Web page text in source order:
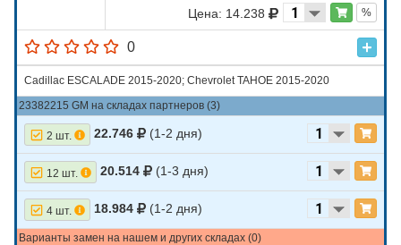
Цена: 14.238 %
0
Cadillac ESCALADE 2015-2020; Chevrolet TAHOE 2015-2020
23382215 GM на складах партнеров (3)
2 шт. 22.746 (1-2 дня)
12 шт. 20.514 (1-3 дня)
4 шт. 18.984 (1-2 дня)
Варианты замен на нашем и других складах (0)